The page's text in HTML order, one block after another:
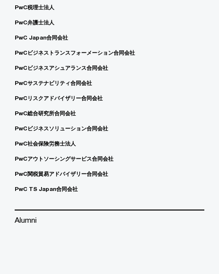
PwC税理士法人
PwC弁護士法人
PwC Japan合同会社
PwCビジネストランスフォーメーション合同会社
PwCビジネスアシュアランス合同会社
PwCサステナビリティ合同会社
PwCリスクアドバイザリー合同会社
PwC総合研究所合同会社
PwCビジネスソリューション合同会社
PwC社会保険労務士法人
PwCアウトソーシングサービス合同会社
PwC関税貿易アドバイザリー合同会社
PwC TS Japan合同会社
Alumni